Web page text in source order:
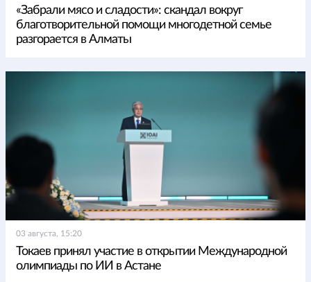
«Забрали мясо и сладости»: скандал вокруг
благотворительной помощи многодетной семье
разгорается в Алматы
03 августа, 15:20
Токаев принял участие в открытии Международной
олимпиады по ИИ в Астане